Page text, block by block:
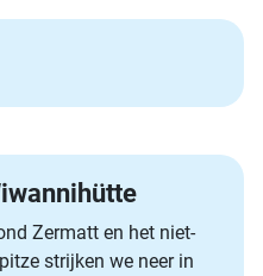
Zermatt en het niet-
strijken we neer in